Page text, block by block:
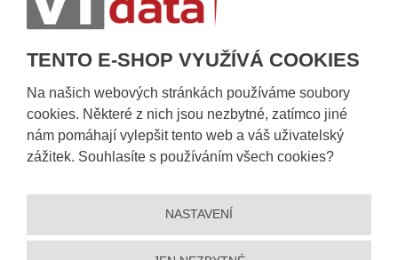
TENTO E-SHOP VYUŽÍVÁ COOKIES
Na našich webových stránkách používáme soubory
cookies. Některé z nich jsou nezbytné, zatímco jiné
nám pomáhají vylepšit tento web a váš uživatelský
zážitek. Souhlasíte s používáním všech cookies?
NASTAVENÍ
Obecné informace
Prohlášení o přístupnosti |Ochrana osobních údajů |Mapa stránek ||